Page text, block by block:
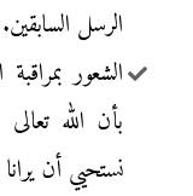
الرسل السابقين.
الشعور
بأن الله تعالى
نستحيي أن